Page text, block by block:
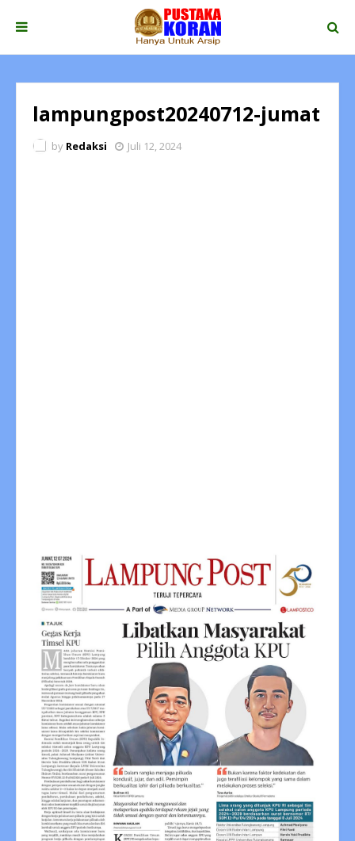
lampungpost20240712-jumat
by Redaksi Juli 12, 2024